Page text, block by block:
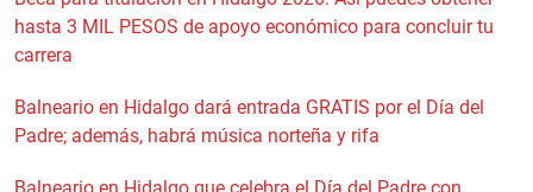
hasta 3 MIL PESOS de apoyo económico para concluir tu
carrera
Balneario en Hidalgo dará entrada GRATIS por el Día del
Padre; además, habrá música norteña y rifa